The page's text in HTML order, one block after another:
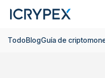
TodoBlogGuía de